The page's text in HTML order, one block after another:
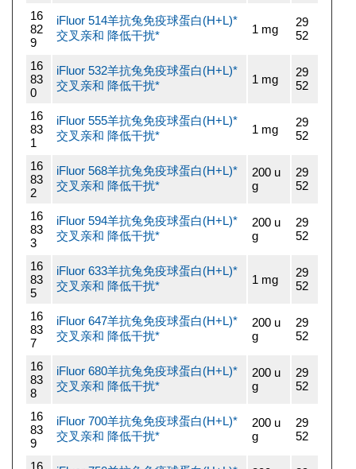
16
82
9
iFluor 514羊抗兔免疫球蛋白(H+L)*
交叉亲和 降低干扰*
1 mg
29
52
16
83
0
iFluor 532羊抗兔免疫球蛋白(H+L)*
交叉亲和 降低干扰*
1 mg
29
52
16
83
1
iFluor 555羊抗兔免疫球蛋白(H+L)*
交叉亲和 降低干扰*
1 mg
29
52
16
83
2
iFluor 568羊抗兔免疫球蛋白(H+L)*
交叉亲和 降低干扰*
200 u
g
29
52
16
83
3
iFluor 594羊抗兔免疫球蛋白(H+L)*
交叉亲和 降低干扰*
200 u
g
29
52
16
83
5
iFluor 633羊抗兔免疫球蛋白(H+L)*
交叉亲和 降低干扰*
1 mg
29
52
16
83
7
iFluor 647羊抗兔免疫球蛋白(H+L)*
交叉亲和 降低干扰*
200 u
g
29
52
16
83
8
iFluor 680羊抗兔免疫球蛋白(H+L)*
交叉亲和 降低干扰*
200 u
g
29
52
16
83
9
iFluor 700羊抗兔免疫球蛋白(H+L)*
交叉亲和 降低干扰*
200 u
g
29
52
16